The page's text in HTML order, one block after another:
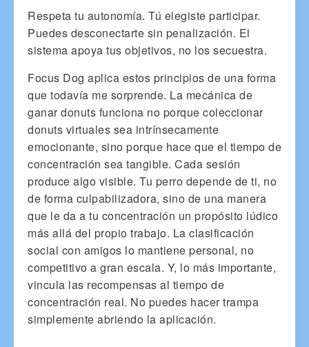
Respeta tu autonomía. Tú elegiste participar.
Puedes desconectarte sin penalización. El
sistema apoya tus objetivos, no los secuestra.
Focus Dog aplica estos principios de una forma
que todavía me sorprende. La mecánica de
ganar donuts funciona no porque coleccionar
donuts virtuales sea intrínsecamente
emocionante, sino porque hace que el tiempo de
concentración sea tangible. Cada sesión
produce algo visible. Tu perro depende de ti, no
de forma culpabilizadora, sino de una manera
que le da a tu concentración un propósito lúdico
más allá del propio trabajo. La clasificación
social con amigos lo mantiene personal, no
competitivo a gran escala. Y, lo más importante,
vincula las recompensas al tiempo de
concentración real. No puedes hacer trampa
simplemente abriendo la aplicación.